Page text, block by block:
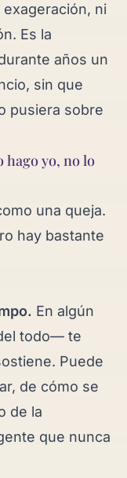
exageración, ni
Es la
años un
sin que
pusiera sobre
hago yo, no lo
una queja.
hay bastante
En algún
todo— te
Puede
de cómo se
de la
que nunca